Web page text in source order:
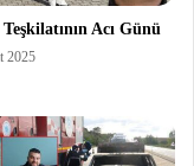
Acı Günü
2025